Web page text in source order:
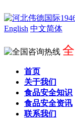
English 中文简体
首页
关于我们
食品安全知识
食品安全资讯
联系我们